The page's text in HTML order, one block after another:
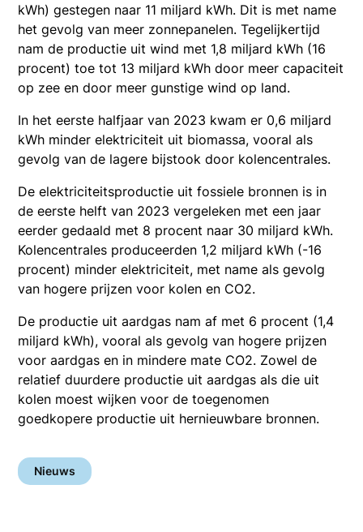
kWh) gestegen naar 11 miljard kWh. Dit is met name
het gevolg van meer zonnepanelen. Tegelijkertijd
nam de productie uit wind met 1,8 miljard kWh (16
procent) toe tot 13 miljard kWh door meer capaciteit
op zee en door meer gunstige wind op land.
In het eerste halfjaar van 2023 kwam er 0,6 miljard
kWh minder elektriciteit uit biomassa, vooral als
gevolg van de lagere bijstook door kolencentrales.
De elektriciteitsproductie uit fossiele bronnen is in
de eerste helft van 2023 vergeleken met een jaar
eerder gedaald met 8 procent naar 30 miljard kWh.
Kolencentrales produceerden 1,2 miljard kWh (-16
procent) minder elektriciteit, met name als gevolg
van hogere prijzen voor kolen en CO2.
De productie uit aardgas nam af met 6 procent (1,4
miljard kWh), vooral als gevolg van hogere prijzen
voor aardgas en in mindere mate CO2. Zowel de
relatief duurdere productie uit aardgas als die uit
kolen moest wijken voor de toegenomen
goedkopere productie uit hernieuwbare bronnen.
Nieuws